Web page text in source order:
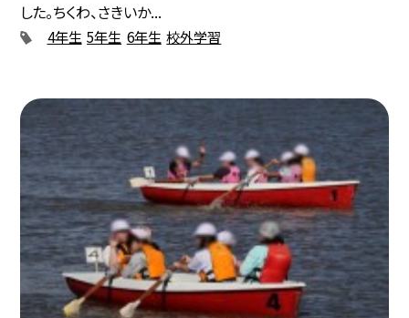
した。ちくわ、さきいか...
4年生 5年生 6年生 校外学習